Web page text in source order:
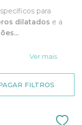
para
dilatados e a
Ver mais
FILTROS